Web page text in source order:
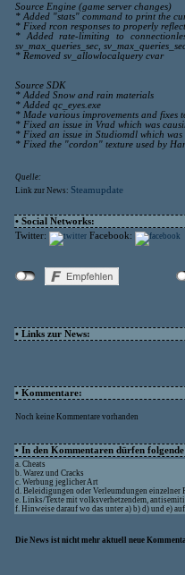
Source Engine (game server changes)
* Added "stats" command to print the
* Fixed rcon responses to properly
* Added rate-limiting to
sv_max_queries_sec,
* Removed sv_allowlocalquery cvar
Source SDK
* Added Snow and rain materials
* Added qc_eyes.exe
* Made various improvements and fixes
* Fixed an issue in Vrad which was
* Fixed an issue in Studiomdl which
* Fixed the "cordon" texture used by
Quelle:
Link zur News: Steamupdate
• Social Networks:
Twitter:
Facebook:
• Links zur News:
• Kommentare:
Noch keine Kommentare vorhanden
• In den Kommentaren dürfen
a. Cheats
b. Warez und Cracks
c. Werbung jeglicher Art
d. Beleidigungen oder Verleumdungen einzelner
e. Links/Texte mit volksverhetzendem,
f. Hinweise darauf wo das unter a) b) d) und e)
Die News ist nicht mehr aktuell neue